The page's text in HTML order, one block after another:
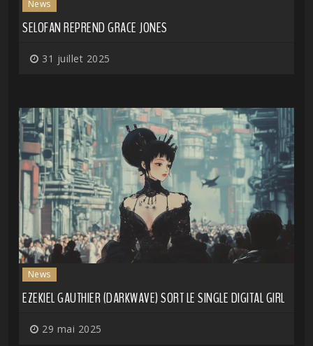
News
SELOFAN REPREND GRACE JONES
31 juillet 2025
News
EZEKIEL GAUTHIER (DARKWAVE) SORT LE SINGLE DIGITAL GIRL
29 mai 2025